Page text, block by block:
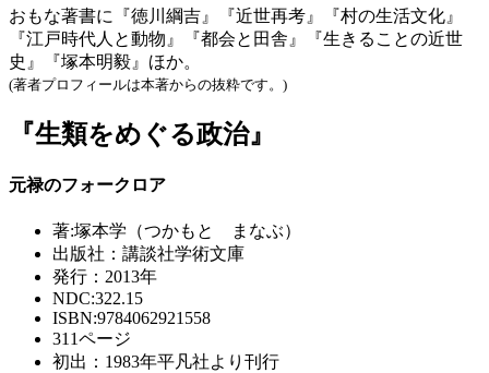
おもな著書に『徳川綱吉』『近世再考』『村の生活文化』
『江戸時代人と動物』『都会と田舎』『生きることの近世
史』『塚本明毅』ほか。
(著者プロフィールは本著からの抜粋です。)
『生類をめぐる政治』
元禄のフォークロア
著:塚本学（つかもと まなぶ）
出版社：講談社学術文庫
発行：2013年
NDC:322.15
ISBN:9784062921558
311ページ
初出：1983年平凡社より刊行